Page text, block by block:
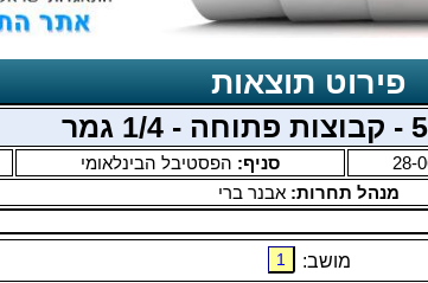
פירוט תוצאות
28- סניף: הפסטיבל הבינלאומי
מנהל תחרות:אבנר ברי
מושב: 1